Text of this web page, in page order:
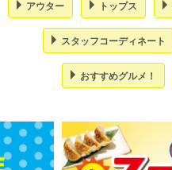
アウター トップス
スタッフコーディネート
おすすめグルメ！